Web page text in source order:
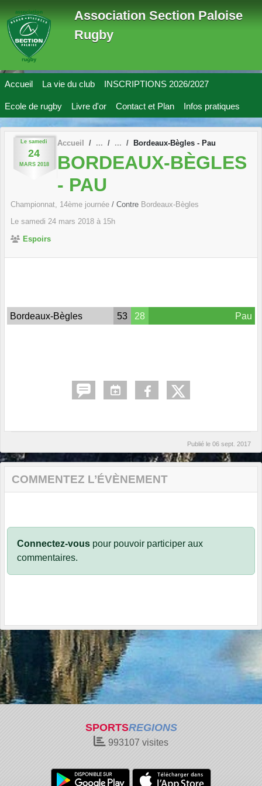
Association Section Paloise
Rugby
Accueil La vie du club INSCRIPTIONS 2026/2027
Ecole de rugby Livre d'or Contact et Plan Infos pratiques
Le samedi
24
MARS 2018
Accueil Bordeaux-Bègles - Pau
BORDEAUX-BÈGLES
- PAU
Championnat, 14ème journée / Contre Bordeaux-Bègles
Le samedi 24 mars 2018 à 15h
Espoirs
Bordeaux-Bègles 53 28 Pau
Publié le 06 sept. 2017
COMMENTEZ L’ÉVÈNEMENT
Connectez-vous pour pouvoir participer aux
commentaires.
SPORTSREGIONS
993107 visites